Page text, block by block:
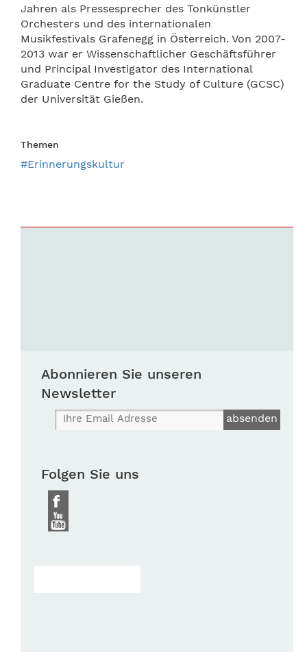
Jahren als Pressesprecher des Tonkünstler
Orchesters und des internationalen
Musikfestivals Grafenegg in Österreich. Von 2007-
2013 war er Wissenschaftlicher Geschäftsführer
und Principal Investigator des International
Graduate Centre for the Study of Culture (GCSC)
der Universität Gießen.
Themen
#Erinnerungskultur
Abonnieren Sie unseren
Newsletter
Folgen Sie uns